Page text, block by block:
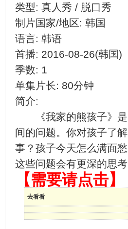
类型: 真人秀 / 脱口秀
制片国家/地区: 韩国
语言: 韩语
首播: 2016-08-26(韩国)
季数: 1
单集片长: 80分钟
简介:
《我家的熊孩子》是
间的问题。你对孩子了
事？孩子今天怎么满面
这些问题会有更深的思考
【需要请点击】
去看看